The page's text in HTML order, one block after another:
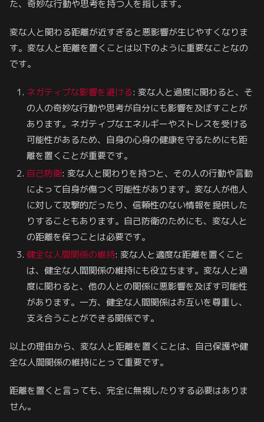
た、奇妙な行動や思考を持つ人を指します。
変な人と関わる距離が近すぎると悪影響が生じやすくなりま
す。変な人と距離を置くことは以下のように重要なことなの
です。
ネガティブな影響を避ける: 変な人と過度に関わると、そ
の人の奇妙な行動や思考が自分にも影響を及ぼすことが
あります。ネガティブなエネルギーやストレスを受ける
可能性があるため、自身の心身の健康を守るためにも距
離を置くことが重要です。
自己防衛: 変な人と関わりを持つと、その人の行動や言動
によって自身が傷つく可能性があります。変な人が他人
に対して攻撃的だったり、信頼性のない情報を提供した
りすることもあります。自己防衛のためにも、変な人と
の距離を保つことは必要です。
健全な人間関係の維持: 変な人と適度な距離を置くこと
は、健全な人間関係の維持にも役立ちます。変な人と過
度に関わると、他の人との関係に悪影響を及ぼす可能性
があります。一方、健全な人間関係はお互いを尊重し、
支え合うことができる関係です。
以上の理由から、変な人と距離を置くことは、自己保護や健
全な人間関係の維持にとって重要です。
距離を置くと言っても、完全に無視したりする必要はありま
せん。